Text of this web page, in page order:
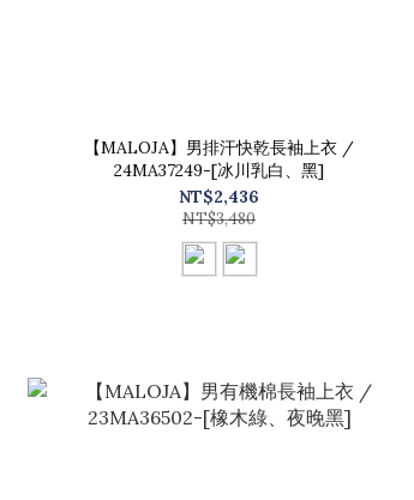
【MALOJA】男排汗快乾長袖上衣 /
24MA37249-[冰川乳白、黑]
NT$2,436
NT$3,480